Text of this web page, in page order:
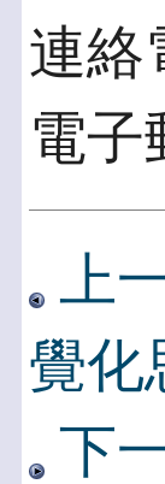
連絡
電子
上
覺化
下